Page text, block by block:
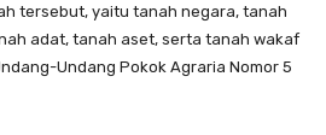
tersebut, yaitu tanah negara, tanah
adat, tanah aset, serta tanah wakaf
Undang Pokok Agraria Nomor 5